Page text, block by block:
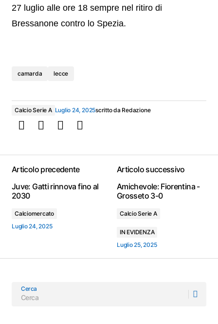
27 luglio alle ore 18 sempre nel ritiro di
Bressanone contro lo Spezia.
camarda lecce
Calcio Serie A Luglio 24, 2025scritto da Redazione
Articolo precedente
Juve: Gatti rinnova fino al
2030
Calciomercato
Luglio 24, 2025
Articolo successivo
Amichevole: Fiorentina -
Grosseto 3-0
Calcio Serie A
IN EVIDENZA
Luglio 25, 2025
Cerca